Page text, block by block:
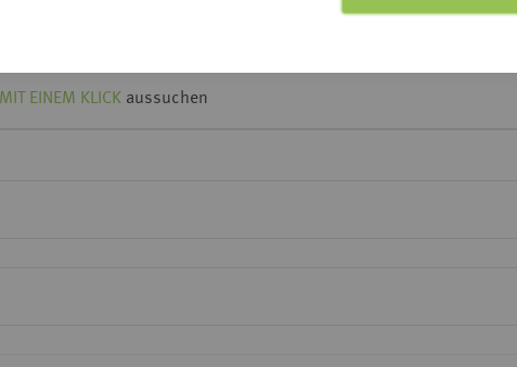
Click & Collect möglich
EINEM KLICK aussuchen